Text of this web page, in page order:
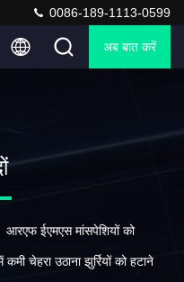
0086-189-1113-0599
अब बात करें
आरएफ ईएमएस मांसपेशियों को
चेहरा उठाना झुर्रियों को हटाने